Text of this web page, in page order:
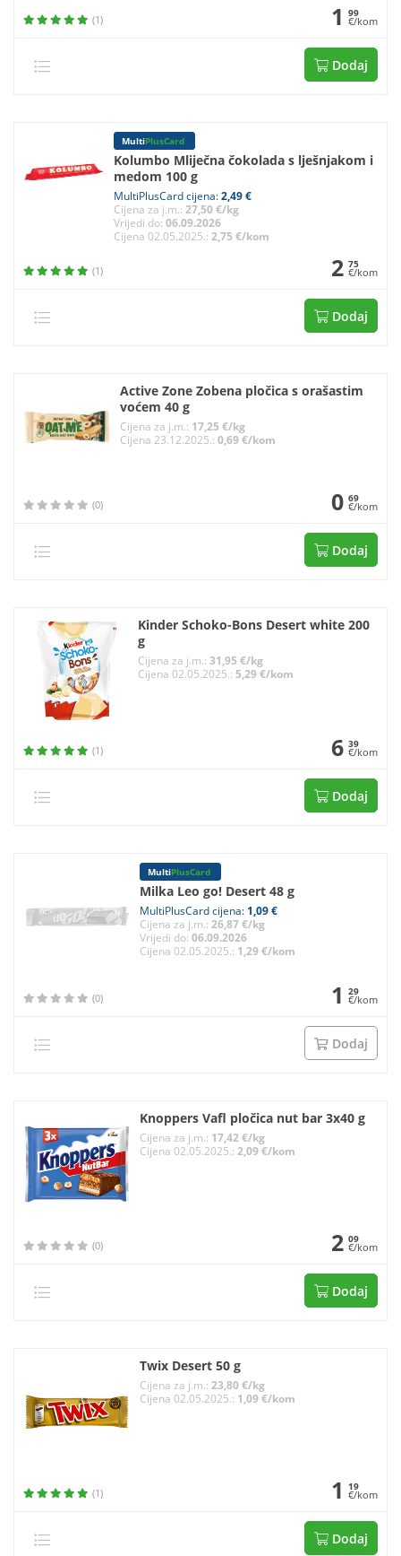
(1) 1 99
€/kom
Dodaj
MultiPlusCard
Kolumbo Mliječna čokolada s lješnjakom i
medom 100 g
MultiPlusCard cijena:2,49 €
Cijena za j.m.:27,50 €/kg
Vrijedi do:06.09.2026
Cijena 02.05.2025.:2,75 €/kom
(1) 2 75
€/kom
Dodaj
Active Zone Zobena pločica s orašastim
voćem 40 g
Cijena za j.m.: 17,25 €/kg
Cijena 23.12.2025.: 0,69 €/kom
(0) 0 69
€/kom
Dodaj
Kinder Schoko-Bons Desert white 200
g
Cijena za j.m.:31,95 €/kg
Cijena 02.05.2025.:5,29 €/kom
(1) 6 39
€/kom
Dodaj
MultiPlusCard
Milka Leo go! Desert 48 g
MultiPlusCard cijena: 1,09 €
Cijena za j.m.: 26,87 €/kg
Vrijedi do: 06.09.2026
Cijena 02.05.2025.: 1,29 €/kom
(0) 1 29
€/kom
Dodaj
Knoppers Vafl pločica nut bar 3x40 g
Cijena za j.m.: 17,42 €/kg
Cijena 02.05.2025.: 2,09 €/kom
(0) 2 09
€/kom
Dodaj
Twix Desert 50 g
Cijena za j.m.: 23,80 €/kg
Cijena 02.05.2025.: 1,09 €/kom
(1) 1 19
€/kom
Dodaj